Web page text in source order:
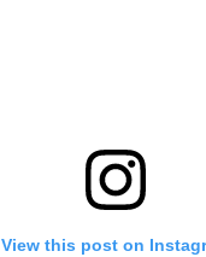
View this post on